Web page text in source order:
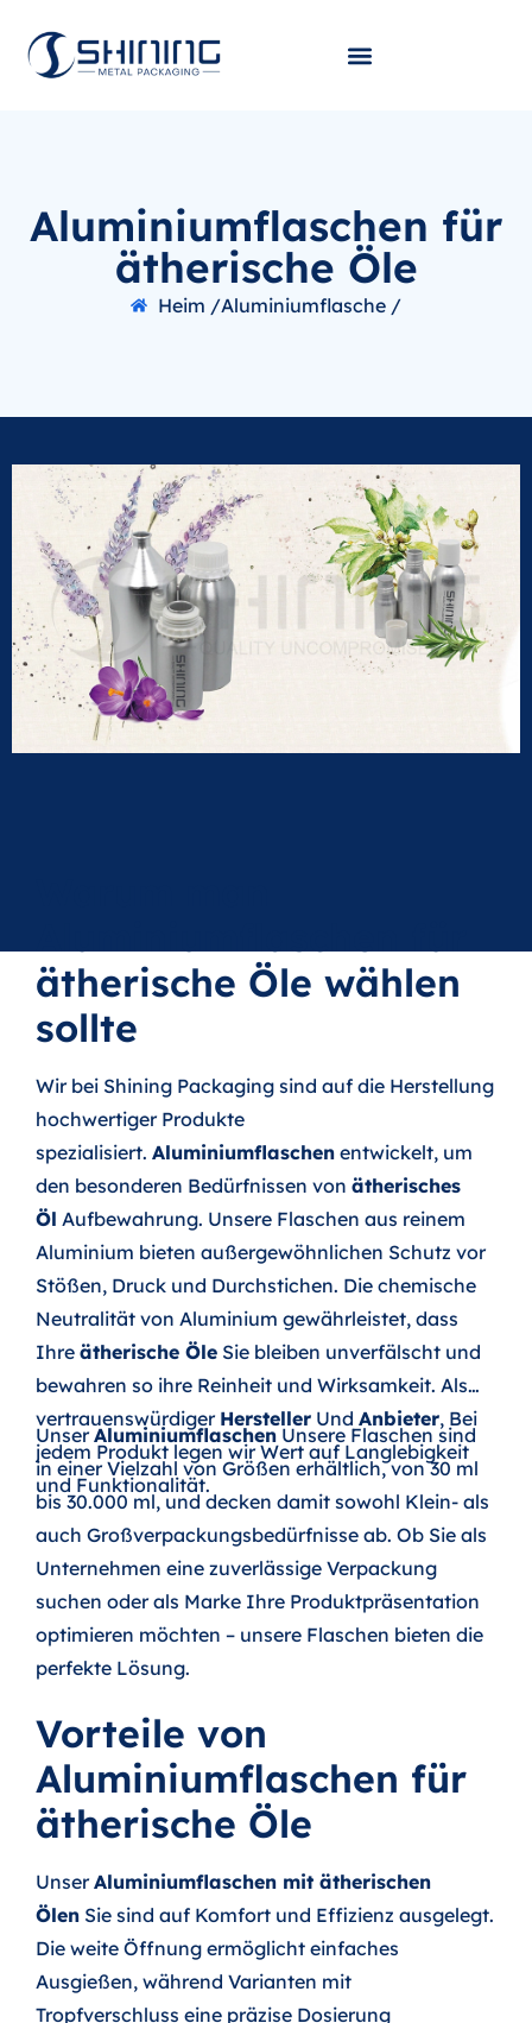
Aluminiumflaschen für
ätherische Öle
Heim /Aluminiumflasche /
ätherische Öle wählen
sollte
Wir bei Shining Packaging sind auf die Herstellung
hochwertiger Produkte
spezialisiert. Aluminiumflaschen entwickelt, um
den besonderen Bedürfnissen von ätherisches
Öl Aufbewahrung. Unsere Flaschen aus reinem
Aluminium bieten außergewöhnlichen Schutz vor
Stößen, Druck und Durchstichen. Die chemische
Neutralität von Aluminium gewährleistet, dass
Ihre ätherische Öle Sie bleiben unverfälscht und
bewahren so ihre Reinheit und Wirksamkeit. Als
vertrauenswürdiger Hersteller Und Anbieter, Bei
jedem Produkt legen wir Wert auf Langlebigkeit
und Funktionalität.
UnserAluminiumflaschen Unsere Flaschen sind
in einer Vielzahl von Größen erhältlich, von 30 ml
bis 30.000 ml, und decken damit sowohl Klein- als
auch Großverpackungsbedürfnisse ab. Ob Sie als
Unternehmen eine zuverlässige Verpackung
suchen oder als Marke Ihre Produktpräsentation
optimieren möchten – unsere Flaschen bieten die
perfekte Lösung.
Vorteile von
Aluminiumflaschen für
ätherische Öle
UnserAluminiumflaschen mit ätherischen
Ölen Sie sind auf Komfort und Effizienz ausgelegt.
Die weite Öffnung ermöglicht einfaches
Ausgießen, während Varianten mit
Tropfverschluss eine präzise Dosierung